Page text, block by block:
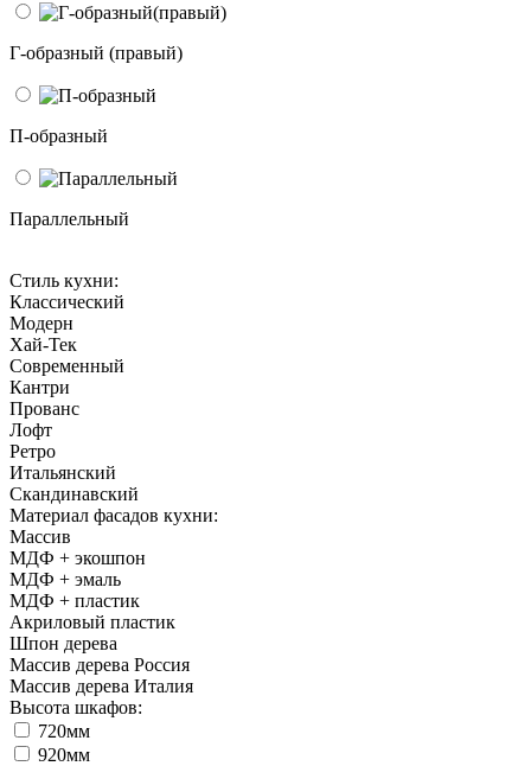
Г-образный (правый)
П-образный
Параллельный
Стиль кухни:
Классический
Модерн
Хай-Тек
Современный
Кантри
Прованс
Лофт
Ретро
Итальянский
Cкандинавский
Материал фасадов кухни:
Массив
МДФ + экошпон
МДФ + эмаль
МДФ + пластик
Акриловый пластик
Шпон дерева
Массив дерева Россия
Массив дерева Италия
Высота шкафов:
720мм
920мм